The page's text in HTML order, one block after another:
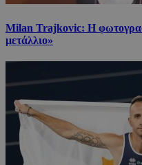
Milan Trajkovic: Η
μετάλλιο»